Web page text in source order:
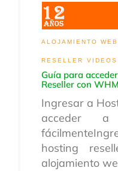
ALOJAMIENTO WEB
RESELLER
Guía para
Reseller con WHM
Ingresar a
acceder
hosting
alojamiento